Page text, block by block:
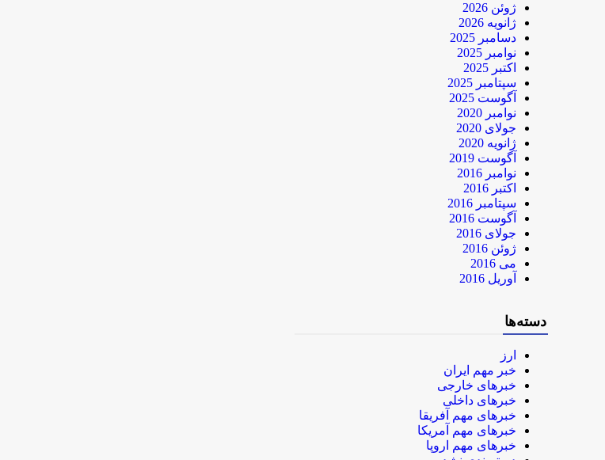
ژوئن 2026
ژانویه 2026
دسامبر 2025
نوامبر 2025
اکتبر 2025
سپتامبر 2025
آگوست 2025
نوامبر 2020
جولای 2020
ژانویه 2020
آگوست 2019
نوامبر 2016
اکتبر 2016
سپتامبر 2016
آگوست 2016
جولای 2016
ژوئن 2016
می 2016
آوریل 2016
دسته‌ها
ارز
خبر مهم ایران
خبرهای خارجی
خبرهای داخلی
خبرهای مهم آفریقا
خبرهای مهم آمریکا
خبرهای مهم اروپا